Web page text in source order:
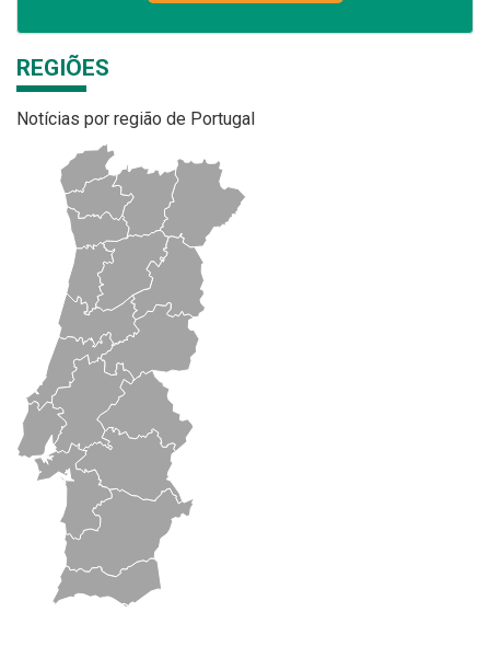
REGIÕES
Notícias por região de Portugal